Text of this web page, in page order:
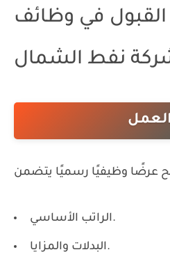
في وظائف
نفط الشمال
الراتب الأساسي.
البدلات والمزايا.